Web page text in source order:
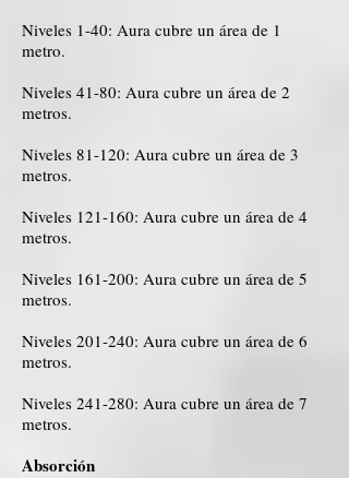
Niveles 1-40: Aura cubre un área de 1
metro.
Niveles 41-80: Aura cubre un área de 2
metros.
Niveles 81-120: Aura cubre un área de 3
metros.
Niveles 121-160: Aura cubre un área de 4
metros.
Niveles 161-200: Aura cubre un área de 5
metros.
Niveles 201-240: Aura cubre un área de 6
metros.
Niveles 241-280: Aura cubre un área de 7
metros.
Absorción